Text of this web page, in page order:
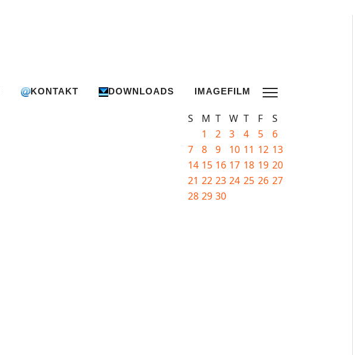
KONTAKT DOWNLOADS IMAGEFILM
S M T W T F
S
1
2 3 4 5
6
7
8 9 10 11 12 13
14 15 16 17 18 19 20
21 22 23 24 25 26 27
28 29 30